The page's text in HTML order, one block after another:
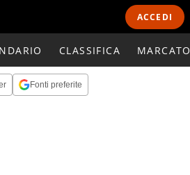
ACCEDI
CLASSIFICA
Fonti preferite